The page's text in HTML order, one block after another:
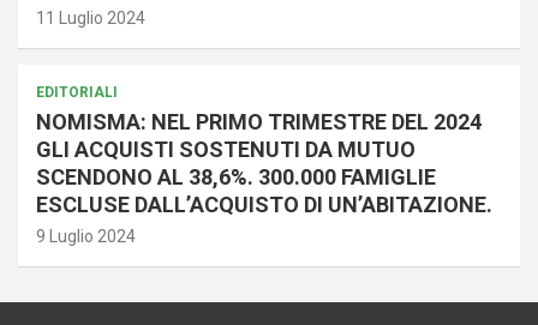
11 Luglio 2024
EDITORIALI
NOMISMA: NEL PRIMO TRIMESTRE DEL 2024
GLI ACQUISTI SOSTENUTI DA MUTUO
SCENDONO AL 38,6%. 300.000 FAMIGLIE
ESCLUSE DALL’ACQUISTO DI UN’ABITAZIONE.
9 Luglio 2024